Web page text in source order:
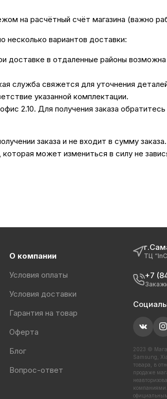
на расчётный счёт магазина (важно
несколько вариантов доставки:
доставке в отдаленные районы
служба свяжется для уточнения
указанной комплектации.
2.10. Для получения заказа
заказа и не входит в сумму заказа.
может измениться в силу не
О компании
Условия оплаты
Условия доставки
Гарантия на товар
Оферта
Блог
Вопрос-ответ
ТЦ
+7
2023 ©
Samsung,
товара, в
продаже